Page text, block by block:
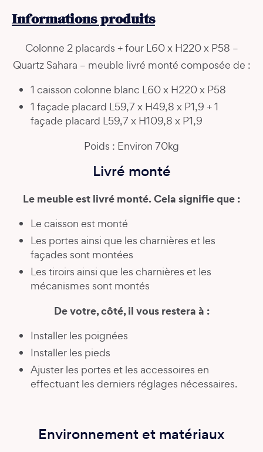
Informationsproduits
Colonne 2 placards + four L60 x H220 x P58 –
Quartz Sahara – meuble livré monté composée de :
1 caisson colonne blanc L60 x H220 x P58
1 façade placard L59,7 x H49,8 x P1,9 + 1
façade placard L59,7 x H109,8 x P1,9
Poids : Environ 70kg
Livré monté
Le meuble est livré monté. Cela signifie que :
Le caisson est monté
Les portes ainsi que les charnières et les
façades sont montées
Les tiroirs ainsi que les charnières et les
mécanismes sont montés
De votre, côté, il vous restera à :
Installer les poignées
Installer les pieds
Ajuster les portes et les accessoires en
effectuant les derniers réglages nécessaires.
Environnement et matériaux